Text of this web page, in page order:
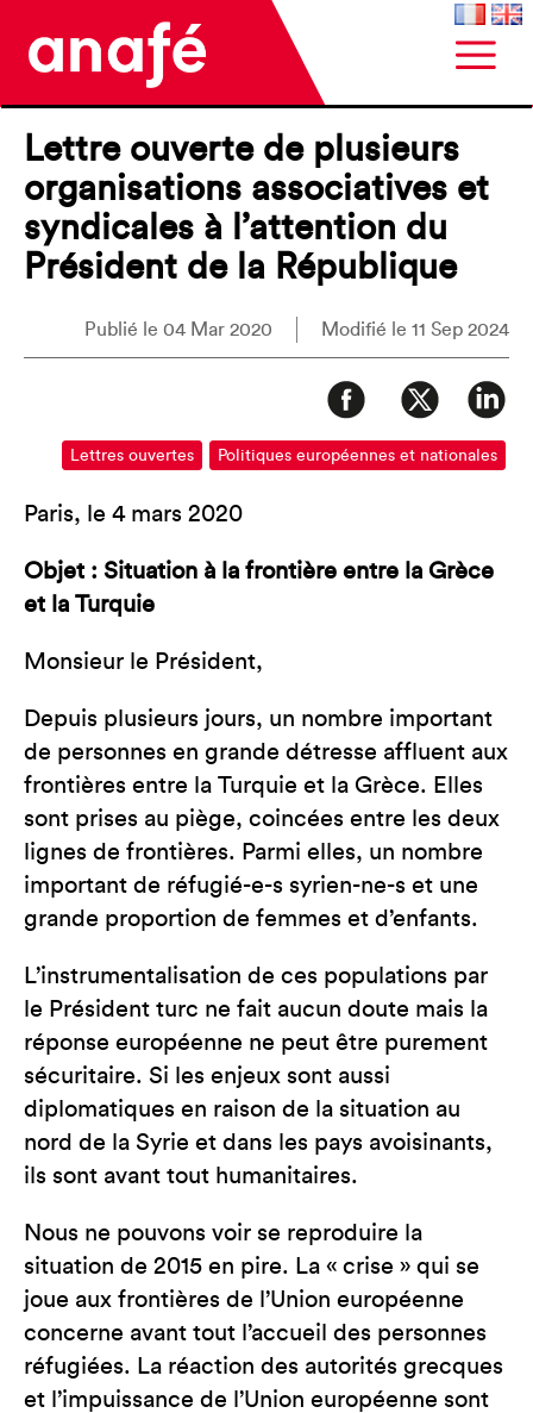
Lettre ouverte de plusieurs
organisations associatives et
syndicales à l’attention du
Président de la République
Publié le 04 Mar 2020 Modifié le 11 Sep 2024
Lettres ouvertes Politiques européennes et nationales
Paris, le 4 mars 2020
Objet : Situation à la frontière entre la Grèce
et la Turquie
Monsieur le Président,
Depuis plusieurs jours, un nombre important
de personnes en grande détresse affluent aux
frontières entre la Turquie et la Grèce. Elles
sont prises au piège, coincées entre les deux
lignes de frontières. Parmi elles, un nombre
important de réfugié-e-s syrien-ne-s et une
grande proportion de femmes et d’enfants.
L’instrumentalisation de ces populations par
le Président turc ne fait aucun doute mais la
réponse européenne ne peut être purement
sécuritaire. Si les enjeux sont aussi
diplomatiques en raison de la situation au
nord de la Syrie et dans les pays avoisinants,
ils sont avant tout humanitaires.
Nous ne pouvons voir se reproduire la
situation de 2015 en pire. La « crise » qui se
joue aux frontières de l’Union européenne
concerne avant tout l’accueil des personnes
réfugiées. La réaction des autorités grecques
et l’impuissance de l’Union européenne sont